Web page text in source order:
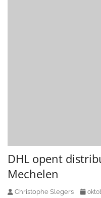
DHL opent
Mechelen
Christophe Slegers